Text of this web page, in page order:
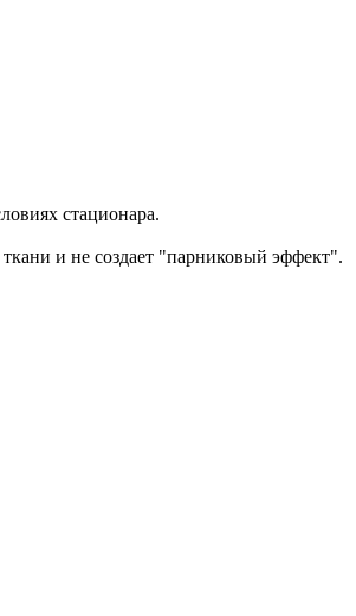
стационара.
и не создает "парниковый эффект".